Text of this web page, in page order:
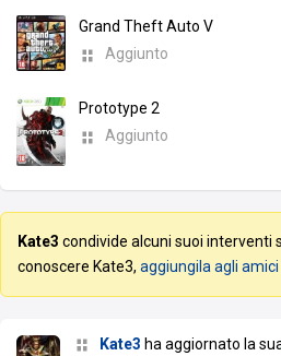
Grand Theft Auto V
Aggiunto
Prototype 2
Aggiunto
Kate3 condivide alcuni suoi interventi
conoscere Kate3, aggiungila agli
Kate3 ha aggiornato la